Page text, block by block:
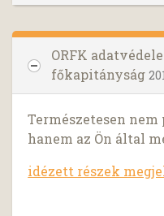
ORFK
főkapitányság
Természetesen
hanem az Ön által
idézett részek